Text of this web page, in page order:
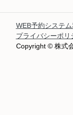
WEB予約システ
プライバシーポリ
Copyright © 株式